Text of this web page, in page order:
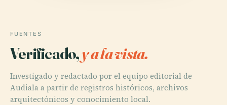
FUENTES
Verificado,y a la vista.
Investigado y redactado por el equipo editorial de
Audiala a partir de registros históricos, archivos
arquitectónicos y conocimiento local.